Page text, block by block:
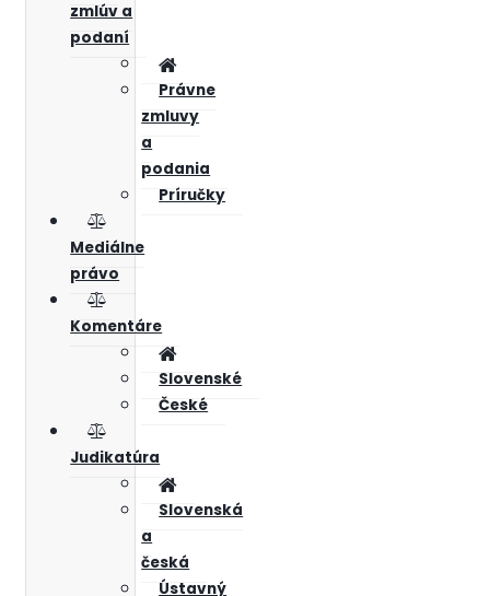
zmlúv a
podaní
Právne
zmluvy
a
podania
Príručky
Mediálne
právo
Komentáre
Slovenské
České
Judikatúra
Slovenská
a
česká
Ústavný